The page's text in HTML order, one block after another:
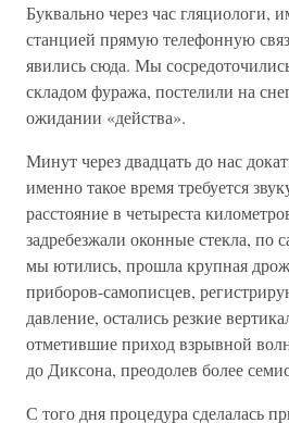
Буквально через час гляциологи,
станцией прямую телефонную
явились сюда. Мы
складом фуража, постелили на
ожидании «действа».
Минут через двадцать до нас
именно такое время требуется
расстояние в четыреста
задребезжали оконные стекла, по
мы ютились, прошла крупная
приборов-самописцев,
давление, остались резкие
отметившие приход взрывной
до Диксона, преодолев более
С того дня процедура сделалась